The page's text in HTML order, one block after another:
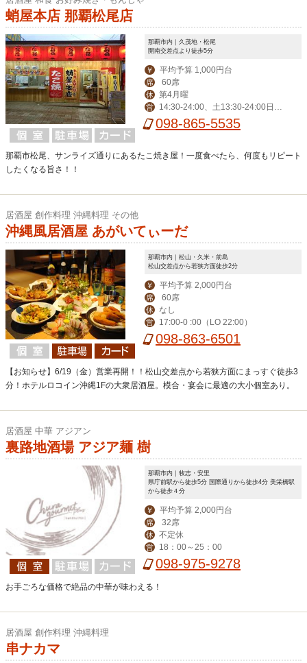
蛸屋本店 那覇松尾店
那覇市内｜久茂地・松尾
開南交差点より徒歩5分
￥ 平均予算 1,000円台
席 60席
休 第4月曜
営
14:30-24:00、土13:30-24:00日1
3:30-22:00※なくなり次第終了
098-865-5535
那覇市松尾、サンライズ通りにあるたこ焼き屋！一度食べたら、何度もリピート
したくなる旨さ！！
居酒屋 創作料理 沖縄料理 その他
沖縄風居酒屋 あがいてぃーだ
那覇市内｜松山・久米・前島
松山交差点から若狭方面徒歩2分
￥ 平均予算 2,000円台
席 60席
休 なし
営 17:00-0 :00（LO 22:00）
098-863-6501
【お知らせ】6/19（金）営業再開！！松山交差点から若狭方面にまっすぐ徒歩3
分！ホテルロコイン沖縄1Fの大衆居酒屋。模合・宴会に最適の大小個室あり。
居酒屋 中華 アジアン
裏路地酒場 アジア麺 樹
那覇市内｜牧志・安里
県庁前駅から徒歩5分 国際通りから徒歩4分 美栄橋駅
から徒歩４分
￥ 平均予算 2,000円台
席 32席
休 不定休
営 18：00～25：00
098-975-9278
お手ごろな価格で絶品の中華が味わえる！
居酒屋 創作料理 沖縄料理
串ナカマ